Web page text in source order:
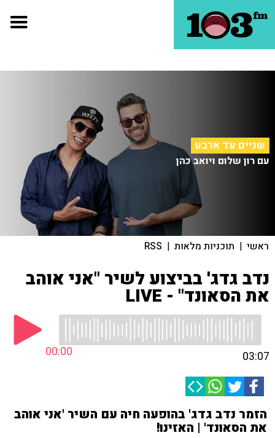
שניים עד ארבע
עם רון שלום ויואב כהן
ראשי | תוכניות מלאות |
RSS
נדב גדג' בביצוע לשיר "אני אוהב
את הסאונד" - LIVE
00:00 03:07
הזמר נדב גדג' בהופעה חיה עם השיר 'אני אוהב
את הסאונד' | האזינו!